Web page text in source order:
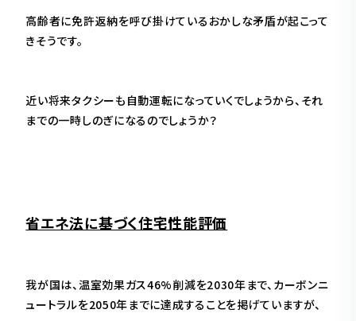
高齢者に免許返納を呼び掛けているおかしな矛盾が起こって
きそうです。
近い将来タクシーも自動運転になっていくでしょうから、それ
までの一時しのぎになるのでしょうか？
省エネ法に基づく住宅性能評価
我が国は、温室効果ガス46%削減を2030年まで、カーボンニ
ュートラルを2050年までに達成することを掲げていますが、